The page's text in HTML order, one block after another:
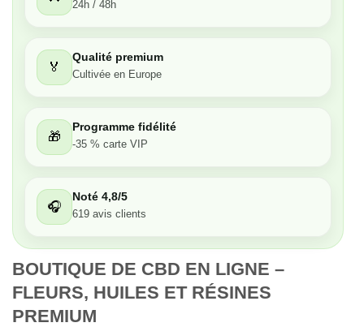
Moyen
Passable
24h / 48h
🏅
Qualité premium
Cultivée en Europe
🎁
Programme fidélité
-35 % carte VIP
🎧
Noté 4,8/5
619 avis clients
BOUTIQUE DE CBD EN LIGNE –
FLEURS, HUILES ET RÉSINES
PREMIUM